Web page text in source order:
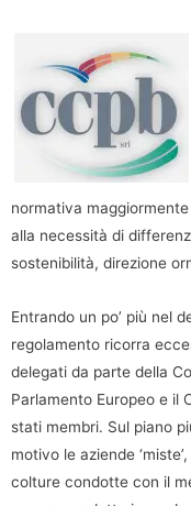
normativa
alla necessità di
sostenibilità, direzione
Entrando un po’ più nel
regolamento ricorra
delegati da parte della
Parlamento Europeo e il
stati membri. Sul piano
motivo le aziende
colture condotte con il